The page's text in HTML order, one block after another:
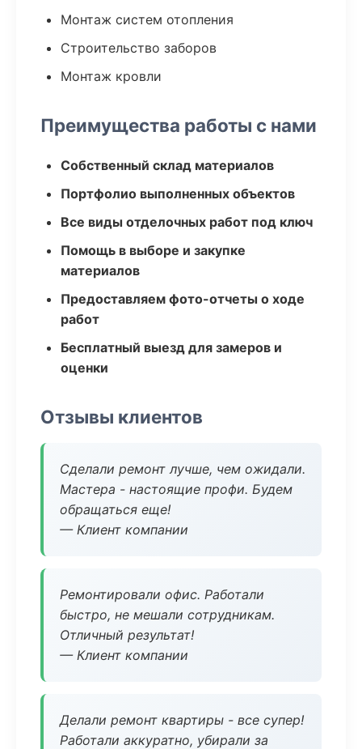
Монтаж систем отопления
Строительство заборов
Монтаж кровли
Преимущества работы с нами
Собственный склад материалов
Портфолио выполненных объектов
Все виды отделочных работ под ключ
Помощь в выборе и закупке
материалов
Предоставляем фото-отчеты о ходе
работ
Бесплатный выезд для замеров и
оценки
Отзывы клиентов
Сделали ремонт лучше, чем ожидали.
Мастера - настоящие профи. Будем
обращаться еще!
— Клиент компании
Ремонтировали офис. Работали
быстро, не мешали сотрудникам.
Отличный результат!
— Клиент компании
Делали ремонт квартиры - все супер!
Работали аккуратно, убирали за